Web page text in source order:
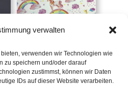
verwalten
verwenden wir Technologien wie
zu speichern und/oder darauf
zustimmst, können wir Daten
IDs auf dieser Website verarbeiten.
Jersey Einhörner und
€16,90/m
inkl. 20 % MwSt.